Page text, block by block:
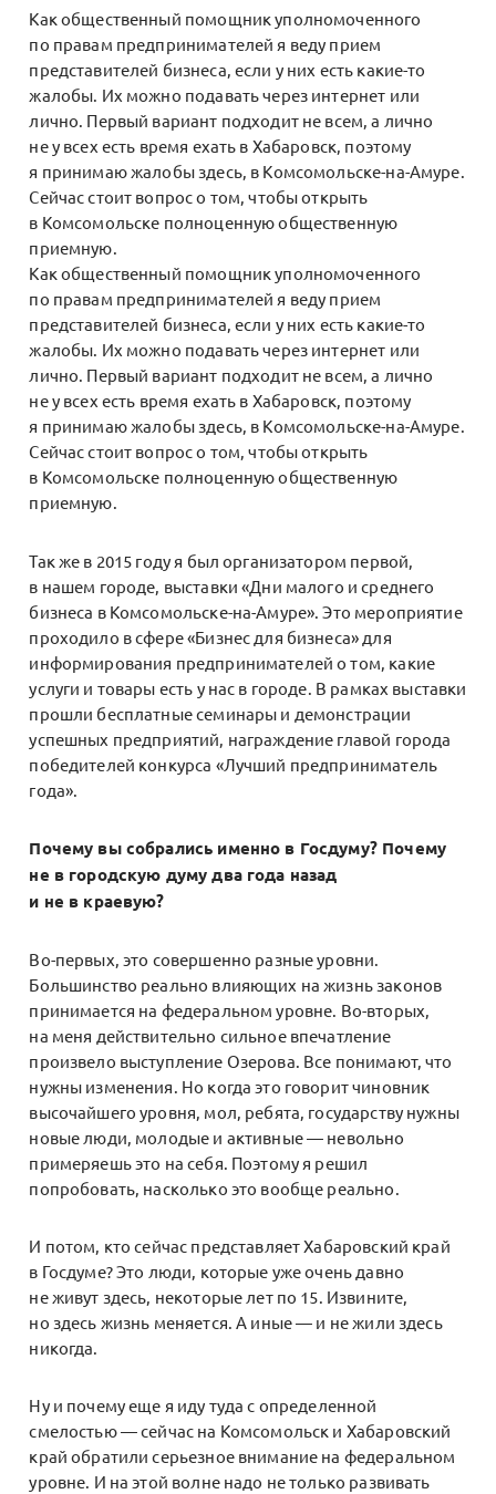
Как общественный помощник уполномоченного
по правам предпринимателей я веду прием
представителей бизнеса, если у них есть какие-то
жалобы. Их можно подавать через интернет или
лично. Первый вариант подходит не всем, а лично
не у всех есть время ехать в Хабаровск, поэтому
я принимаю жалобы здесь, в Комсомольске-на-Амуре.
Сейчас стоит вопрос о том, чтобы открыть
в Комсомольске полноценную общественную
приемную.
Как общественный помощник уполномоченного
по правам предпринимателей я веду прием
представителей бизнеса, если у них есть какие-то
жалобы. Их можно подавать через интернет или
лично. Первый вариант подходит не всем, а лично
не у всех есть время ехать в Хабаровск, поэтому
я принимаю жалобы здесь, в Комсомольске-на-Амуре.
Сейчас стоит вопрос о том, чтобы открыть
в Комсомольске полноценную общественную
приемную.
Так же в 2015 году я был организатором первой,
в нашем городе, выставки «Дни малого и среднего
бизнеса в Комсомольске-на-Амуре». Это мероприятие
проходило в сфере «Бизнес для бизнеса» для
информирования предпринимателей о том, какие
услуги и товары есть у нас в городе. В рамках выставки
прошли бесплатные семинары и демонстрации
успешных предприятий, награждение главой города
победителей конкурса «Лучший предприниматель
года».
Почему вы собрались именно в Госдуму? Почему
не в городскую думу два года назад
и не в краевую?
Во-первых, это совершенно разные уровни.
Большинство реально влияющих на жизнь законов
принимается на федеральном уровне. Во-вторых,
на меня действительно сильное впечатление
произвело выступление Озерова. Все понимают, что
нужны изменения. Но когда это говорит чиновник
высочайшего уровня, мол, ребята, государству нужны
новые люди, молодые и активные — невольно
примеряешь это на себя. Поэтому я решил
попробовать, насколько это вообще реально.
И потом, кто сейчас представляет Хабаровский край
в Госдуме? Это люди, которые уже очень давно
не живут здесь, некоторые лет по 15. Извините,
но здесь жизнь меняется. А иные — и не жили здесь
никогда.
Ну и почему еще я иду туда с определенной
смелостью — сейчас на Комсомольск и Хабаровский
край обратили серьезное внимание на федеральном
уровне. И на этой волне надо не только развивать